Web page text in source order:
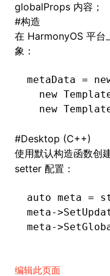
globalProps 内容；
#构造
在 HarmonyOS 平台
象：
metaData =
  new
  new
#Desktop (C++)
使用默认构造函数创
setter 配置：
auto meta =
meta->
meta->
编辑此页面